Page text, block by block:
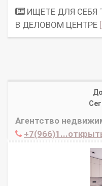
ИЩЕТЕ ДЛЯ
В ДЕЛОВОМ ЦЕНТРЕ
Агентство